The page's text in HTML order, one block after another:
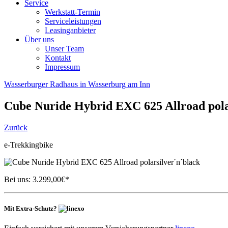
Service
Werkstatt-Termin
Serviceleistungen
Leasinganbieter
Über uns
Unser Team
Kontakt
Impressum
Wasserburger Radhaus in Wasserburg am Inn
Cube Nuride Hybrid EXC 625 Allroad
Zurück
e-Trekkingbike
Bei uns: 3.299,00€*
Mit Extra-Schutz?